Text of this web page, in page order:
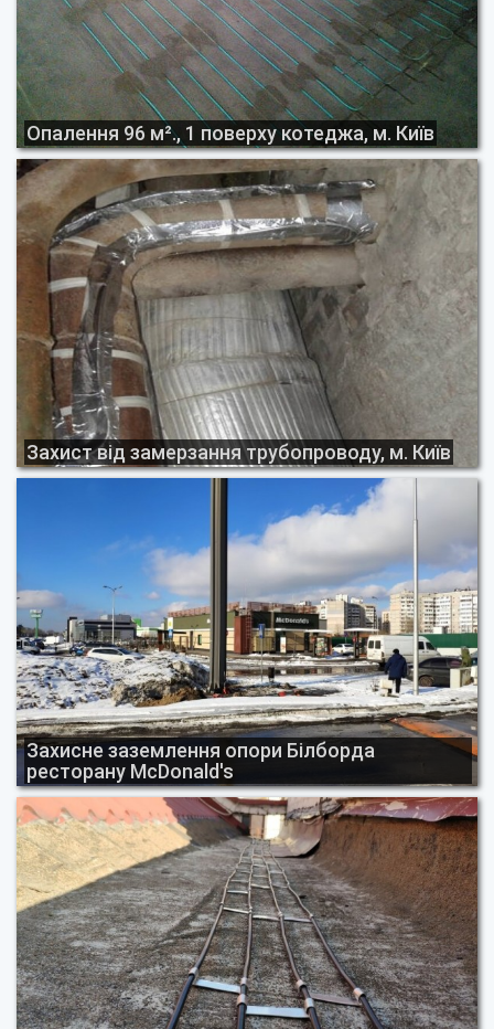
Опалення 96 м²., 1 поверху котеджа, м. Київ
Захист від замерзання трубопроводу, м. Київ
Захисне заземлення опори Білборда
ресторану McDonald's